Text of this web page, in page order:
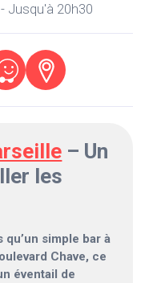
Jusqu'à 20h30
– Un
les
qu’un simple bar à
Chave, ce
éventail de